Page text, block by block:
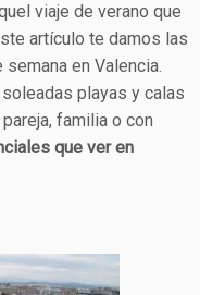
viaje de verano que
artículo te damos las
en Valencia.
playas y calas
familia o con
que ver en